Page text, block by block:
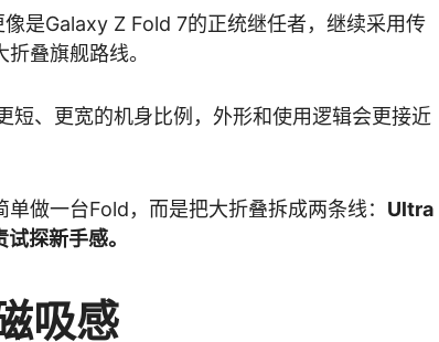
是Galaxy Z Fold 7的正统继任者，继续采用传
叠旗舰路线。
短、更宽的机身比例，外形和使用逻辑会更接近
做一台Fold，而是把大折叠拆成两条线： Ultra
探新手感。
吸感